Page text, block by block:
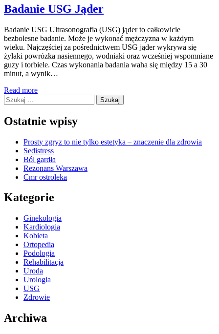
Badanie USG Jąder
Badanie USG Ultrasonografia (USG) jąder to całkowicie
bezbolesne badanie. Może je wykonać mężczyzna w każdym
wieku. Najczęściej za pośrednictwem USG jąder wykrywa się
żylaki powrózka nasiennego, wodniaki oraz wcześniej wspomniane
guzy i torbiele. Czas wykonania badania waha się między 15 a 30
minut, a wynik…
Read more
Szukaj:
Ostatnie wpisy
Prosty zgryz to nie tylko estetyka – znaczenie dla zdrowia
Sedistress
Ból gardła
Rezonans Warszawa
Cmr ostroleka
Kategorie
Ginekologia
Kardiologia
Kobieta
Ortopedia
Podologia
Rehabilitacja
Uroda
Urologia
USG
Zdrowie
Archiwa